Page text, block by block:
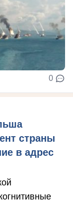
0
страны
в адрес